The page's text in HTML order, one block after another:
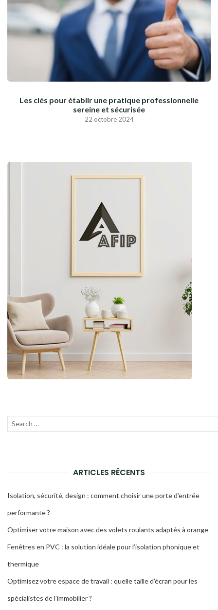
Les clés pour établir une pratique professionnelle
sereine et sécurisée
22 octobre 2024
Recherche
ARTICLES RÉCENTS
Isolation, sécurité, design : comment choisir une porte d’entrée
performante ?
Optimiser votre maison avec des volets roulants adaptés à orange
Fenêtres en PVC : la solution idéale pour l’isolation phonique et
thermique
Optimisez votre espace de travail : quelle taille d’écran pour les
spécialistes de l’immobilier ?